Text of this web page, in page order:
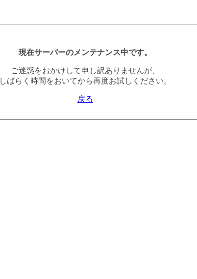
現在サーバーのメンテナンス中です。
ご迷惑をおかけして申し訳ありませんが、
しばらく時間をおいてから再度お試しください。
戻る